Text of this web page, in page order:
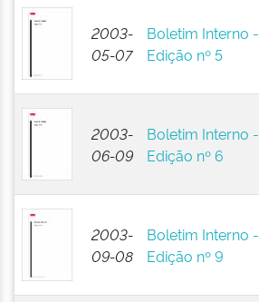
2003-
05-07
Boletim Interno -
Edição nº 5
2003-
06-09
Boletim Interno -
Edição nº 6
2003-
09-08
Boletim Interno -
Edição nº 9